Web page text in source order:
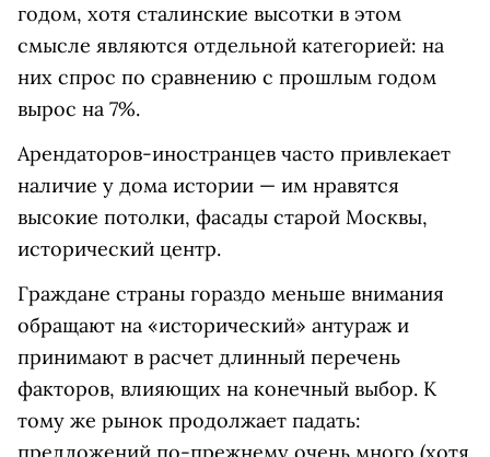
годом, хотя сталинские высотки в этом
смысле являются отдельной категорией: на
них спрос по сравнению с прошлым годом
вырос на 7%.
Арендаторов-иностранцев часто привлекает
наличие у дома истории — им нравятся
высокие потолки, фасады старой Москвы,
исторический центр.
Граждане страны гораздо меньше внимания
обращают на «исторический» антураж и
принимают в расчет длинный перечень
факторов, влияющих на конечный выбор. К
тому же рынок продолжает падать: